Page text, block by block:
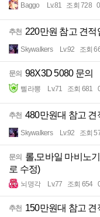
Baggo Lv.81 조회 728
추천 220만원 참고 견적
Skywalkers Lv.92 조회
문의 98X3D 5080 문의
삘라뽕 Lv.71 조회 681
추천 480만원대 참고 견
Skywalkers Lv.92 조회
문의 롤,모바일 마비노
로 수정)
뇌명각 Lv.77 조회 654
추천 150만원대 참고 견